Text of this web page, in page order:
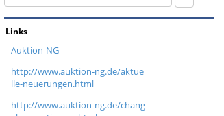
Links
Auktion-NG
http://www.auktion-ng.de/aktue
lle-neuerungen.html
http://www.auktion-ng.de/chang